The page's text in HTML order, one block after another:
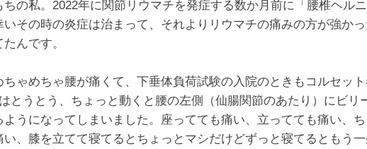
の私。2022年に関節リウマチを発症する数か月前に「腰椎ヘル
その時の炎症は治まって、それよりリウマチの痛みの方が強か
んです。
ゃめちゃ腰が痛くて、下垂体負荷試験の入院のときもコルセッ
とうとう、ちょっと動くと腰の左側（仙腸関節のあたり）にビリ
うになってしまいました。座ってても痛い、立ってても痛い、
、膝を立てて寝てるとちょっとマシだけどずっと寝てるともう一